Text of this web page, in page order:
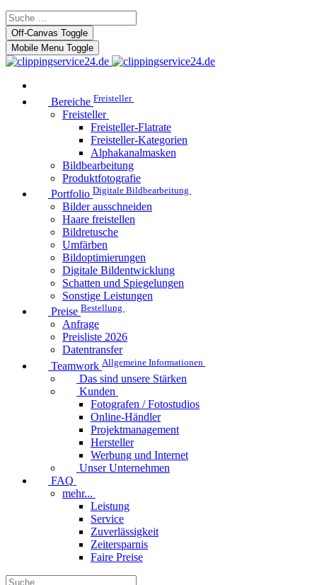
Off-Canvas Toggle
Mobile Menu Toggle
Bereiche Freisteller
Freisteller
Freisteller-Flatrate
Freisteller-Kategorien
Alphakanalmasken
Bildbearbeitung
Produktfotografie
Portfolio Digitale Bildbearbeitung
Bilder ausschneiden
Haare freistellen
Bildretusche
Umfärben
Bildoptimierungen
Digitale Bildentwicklung
Schatten und Spiegelungen
Sonstige Leistungen
Preise Bestellung
Anfrage
Preisliste 2026
Datentransfer
Teamwork Allgemeine Informationen
Das sind unsere Stärken
Kunden
Fotografen / Fotostudios
Online-Händler
Projektmanagement
Hersteller
Werbung und Internet
Unser Unternehmen
FAQ
mehr...
Leistung
Service
Zuverlässigkeit
Zeitersparnis
Faire Preise